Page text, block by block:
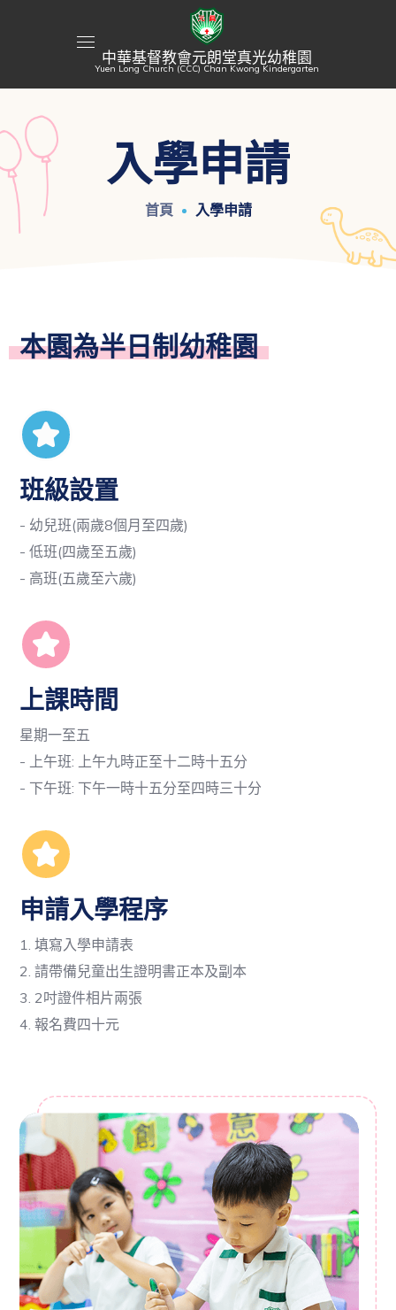
中華基督教會元朗堂真光幼稚園
Yuen Long Church (CCC) Chan Kwong Kindergarten
入學申請
首頁 入學申請
本園為半日制幼稚園
班級設置
- 幼兒班(兩歲8個月至四歲)
- 低班(四歲至五歲)
- 高班(五歲至六歲)
上課時間
星期一至五
- 上午班: 上午九時正至十二時十五分
- 下午班: 下午一時十五分至四時三十分
申請入學程序
1. 填寫入學申請表
2. 請帶備兒童出生證明書正本及副本
3. 2吋證件相片兩張
4. 報名費四十元